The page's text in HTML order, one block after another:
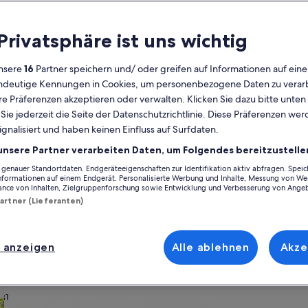
Derzeit
die
Monate
August
2026
und
September
angezeigt.
MoMontag
DiDienstag
MiMittwoch
DoDonnerstag
Fr Freitag
SaSamstag
SoSonntag
3 4 5 6 7 8 9
10 11 12
23
30
31
MoMontag
Di
7 8 9
21 22
28 29
nahe Konzertsaal im Tivoli, die den perfekten
all die Annehmlichkeiten, die du dir für deinen Aufenthalt
Unterkunft, die allen gefällt und allen Bedürfnissen gerecht wird
deinem Geschmack
oder Apartments
ist uns wichtig
16 Partner speichern und/ oder greifen auf Informationen auf
Kennungen in Cookies, um personenbezogene Daten zu
Präferenzen akzeptieren oder verwalten. Klicken Sie dazu bitte
jederzeit die Seite der Datenschutzrichtlinie. Diese Präferenzen
und haben keinen Einfluss auf Surfdaten.
Partner verarbeiten Daten, um Folgendes
Standortdaten. Endgeräteeigenschaften zur Identifikation aktiv abfragen.
auf einem Endgerät. Personalisierte Werbung und Inhalte, Messung von
von Inhalten, Zielgruppenforschung sowie Entwicklung und Verbesserung von
(Lieferanten)
Alle ablehnen